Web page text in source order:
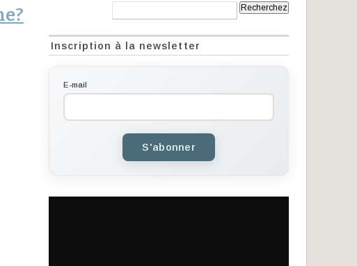
Inscription à la newsletter
E-mail
S'abonner